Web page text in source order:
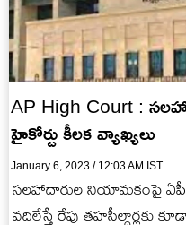
AP High Court :
హైకోర్టు కీలక వ్యాఖ్యలు
January 6, 2023 / 12:03 AM IST
సలహాదారుల నియామకంపై ఏపీ
వదిలేస్తే రేపు తహసీల్దార్లకు